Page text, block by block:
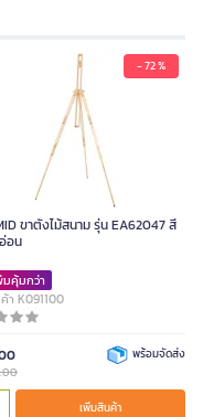
- 72 %
ขาตั้งไม้สนาม รุ่น EA62047 สี
อน
มคุ้มกว่า
า K091100
พร้อมจัดส่ง
เพิ่มสินค้า